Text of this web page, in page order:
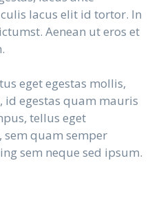
lacus elit id tortor. In
Aenean ut eros et
eget egestas mollis,
egestas quam mauris
tellus eget
quam semper
sem neque sed ipsum.